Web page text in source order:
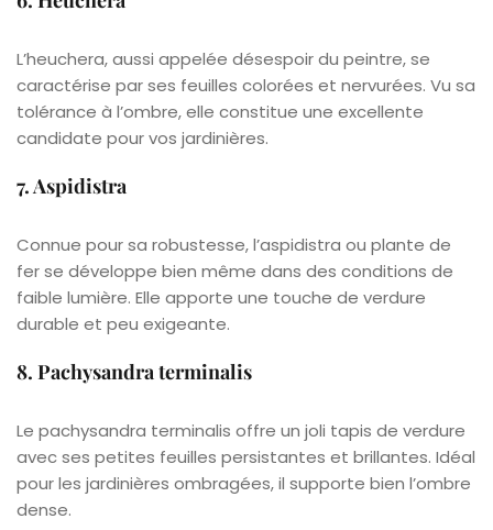
L’heuchera, aussi appelée désespoir du peintre, se
caractérise par ses feuilles colorées et nervurées. Vu sa
tolérance à l’ombre, elle constitue une excellente
candidate pour vos jardinières.
7. Aspidistra
Connue pour sa robustesse, l’aspidistra ou plante de
fer se développe bien même dans des conditions de
faible lumière. Elle apporte une touche de verdure
durable et peu exigeante.
8. Pachysandra terminalis
Le pachysandra terminalis offre un joli tapis de verdure
avec ses petites feuilles persistantes et brillantes. Idéal
pour les jardinières ombragées, il supporte bien l’ombre
dense.